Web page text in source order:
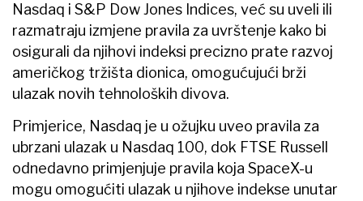
Nasdaq i S&P Dow Jones Indices, već su uveli ili
razmatraju izmjene pravila za uvrštenje kako bi
osigurali da njihovi indeksi precizno prate razvoj
američkog tržišta dionica, omogućujući brži
ulazak novih tehnoloških divova.
Primjerice, Nasdaq je u ožujku uveo pravila za
ubrzani ulazak u Nasdaq 100, dok FTSE Russell
odnedavno primjenjuje pravila koja SpaceX-u
mogu omogućiti ulazak u njihove indekse unutar